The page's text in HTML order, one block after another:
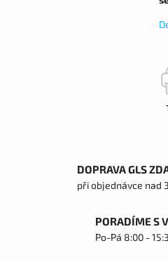
DOPRAVA GLS
při objednávce nad
PORADÍME S
Po-Pá 8:00 -